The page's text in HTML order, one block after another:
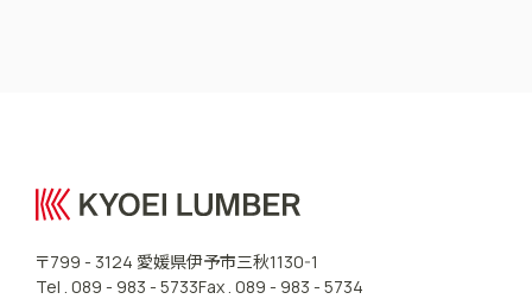
〒799 - 3124 愛媛県伊予市三秋1130-1
Tel . 089 - 983 - 5733Fax . 089 - 983 - 5734